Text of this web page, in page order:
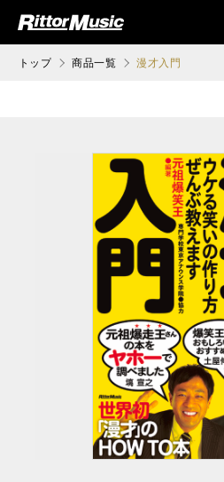
ジック (Rittor Musi
トップ 商品一覧 漫才入門